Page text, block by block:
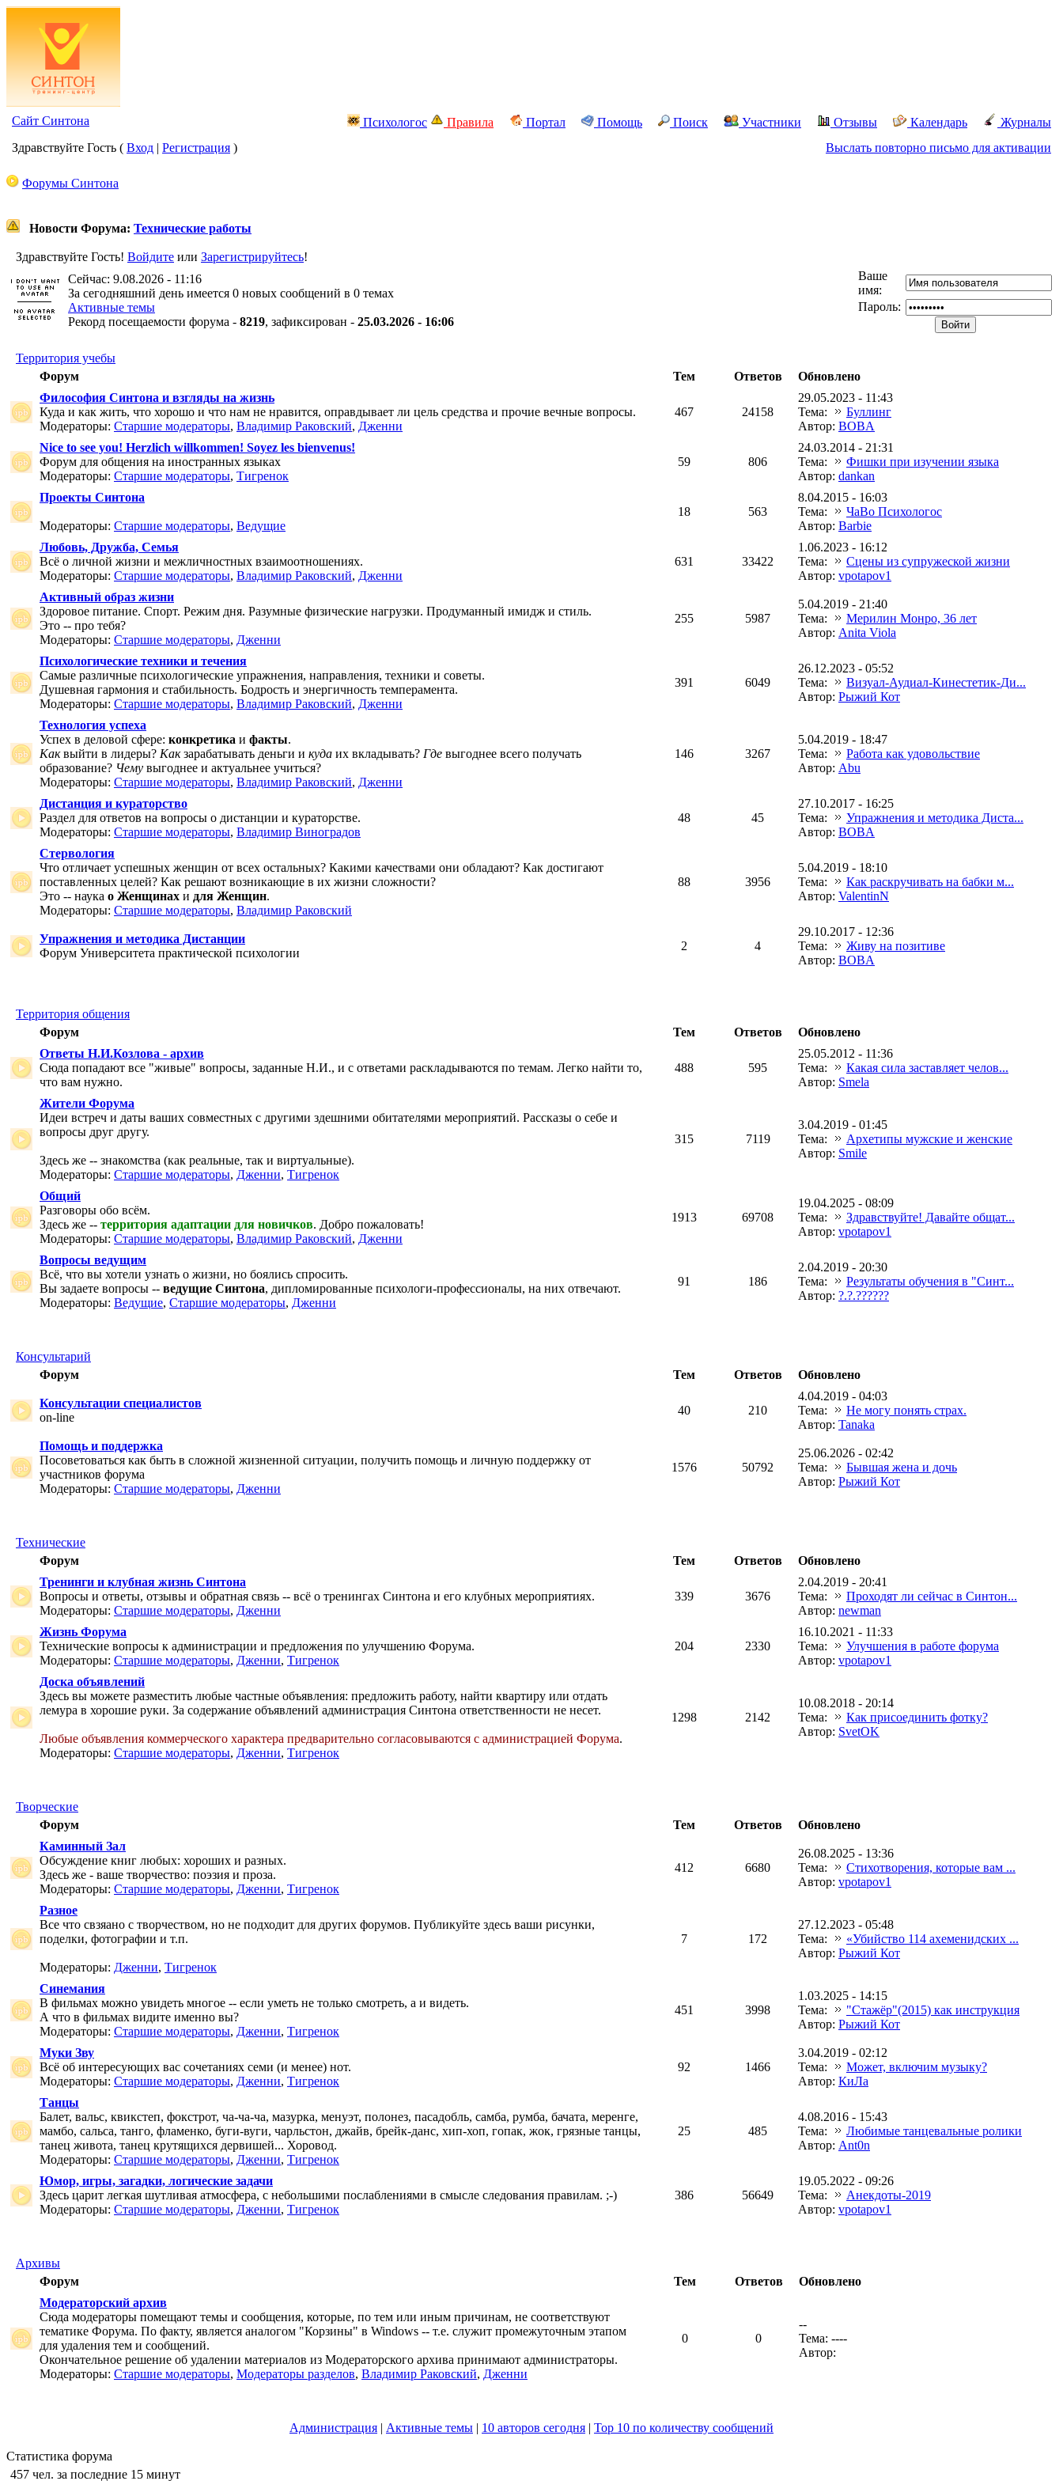
Сайт Синтона Психологос Правила Портал Помощь Поиск Участники Отзывы Календарь
Журналы
Здравствуйте Гость ( Вход | Регистрация ) Выслать повторно письмо для активации
Форумы Синтона
Новости Форума: Технические работы
Здравствуйте Гость! Войдите или Зарегистрируйтесь!
Сейчас: 9.08.2026 - 11:16
За сегодняшний день имеется 0 новых сообщений в 0 темах
Активные темы
Рекорд посещаемости форума - 8219, зафиксирован - 25.03.2026 - 16:06
Ваше
имя:
Пароль:
Территория учебы
Форум
Тем Ответов
Обновлено
Философия Синтона и взгляды на жизнь
Куда и как жить, что хорошо и что нам не нравится, оправдывает ли цель средства и прочие вечные вопросы.
Модераторы: Старшие модераторы, Владимир Раковский, Дженни
467 24158
29.05.2023 - 11:43
Тема:
Буллинг
Автор: BOBA
Nice to see you! Herzlich willkommen! Soyez les bienvenus!
Форум для общения на иностранных языках
Модераторы: Старшие модераторы, Тигренок
59 806
24.03.2014 - 21:31
Тема:
Фишки при изучении языка
Автор: dankan
Проекты Синтона
Модераторы: Старшие модераторы, Ведущие
18 563
8.04.2015 - 16:03
Тема:
ЧаВо Психологос
Автор: Barbie
Любовь, Дружба, Семья
Всё о личной жизни и межличностных взаимоотношениях.
Модераторы: Старшие модераторы, Владимир Раковский, Дженни
631 33422
1.06.2023 - 16:12
Тема:
Сцены из супружеской жизни
Автор: vpotapov1
Активный образ жизни
Здоровое питание. Спорт. Режим дня. Разумные физические нагрузки. Продуманный имидж и стиль.
Это -- про тебя?
Модераторы: Старшие модераторы, Дженни
255 5987
5.04.2019 - 21:40
Тема:
Мерилин Монро, 36 лет
Автор: Anita Viola
Психологические техники и течения
Самые различные психологические упражнения, направления, техники и советы.
Душевная гармония и стабильность. Бодрость и энергичность темперамента.
Модераторы: Старшие модераторы, Владимир Раковский, Дженни
391 6049
26.12.2023 - 05:52
Тема:
Визуал-Аудиал-Кинестетик-Ди...
Автор: Рыжий Кот
Технология успеха
Успех в деловой сфере: конкретика и факты.
Каквыйти в лидеры? Какзарабатывать деньги и куда их вкладывать? Где выгоднее всего получать
образование? Чему выгоднее и актуальнее учиться?
Модераторы: Старшие модераторы, Владимир Раковский, Дженни
146 3267
5.04.2019 - 18:47
Тема:
Работа как удовольствие
Автор: Abu
Дистанция и кураторство
Раздел для ответов на вопросы о дистанции и кураторстве.
Модераторы: Старшие модераторы, Владимир Виноградов
48 45
27.10.2017 - 16:25
Тема:
Упражнения и методика Диста...
Автор: BOBA
Стервология
Что отличает успешных женщин от всех остальных? Какими качествами они обладают? Как достигают
поставленных целей? Как решают возникающие в их жизни сложности?
Это -- наука о Женщинах и для Женщин.
Модераторы: Старшие модераторы, Владимир Раковский
88 3956
5.04.2019 - 18:10
Тема:
Как раскручивать на бабки м...
Автор: ValentinN
Упражнения и методика Дистанции
Форум Университета практической психологии
2 4
29.10.2017 - 12:36
Тема:
Живу на позитиве
Автор: BOBA
Территория общения
Форум
Тем Ответов
Обновлено
Ответы Н.И.Козлова - архив
Сюда попадают все "живые" вопросы, заданные Н.И., и с ответами раскладываются по темам. Легко найти то,
что вам нужно.
488 595
25.05.2012 - 11:36
Тема:
Какая сила заставляет челов...
Автор: Smela
Жители Форума
Идеи встреч и даты ваших совместных с другими здешними обитателями мероприятий. Рассказы о себе и
вопросы друг другу.
Здесь же -- знакомства (как реальные, так и виртуальные).
Модераторы: Старшие модераторы, Дженни, Тигренок
315 7119
3.04.2019 - 01:45
Тема:
Архетипы мужские и женские
Автор: Smile
Общий
Разговоры обо всём.
Здесь же -- территория адаптации для новичков. Добро пожаловать!
Модераторы: Старшие модераторы, Владимир Раковский, Дженни
1913 69708
19.04.2025 - 08:09
Тема:
Здравствуйте! Давайте общат...
Автор: vpotapov1
Вопросы ведущим
Всё, что вы хотели узнать о жизни, но боялись спросить.
Вы задаете вопросы -- ведущие Синтона, дипломированные психологи-профессионалы, на них отвечают.
Модераторы: Ведущие, Старшие модераторы, Дженни
91 186
2.04.2019 - 20:30
Тема:
Результаты обучения в "Синт...
Автор: ?.?.??????
Консультарий
Форум
Тем Ответов Обновлено
Консультации специалистов
on-line
40 210
4.04.2019 - 04:03
Тема:
Не могу понять страх.
Автор: Tanaka
Помощь и поддержка
Посоветоваться как быть в сложной жизненной ситуации, получить помощь и личную поддержку от
участников форума
Модераторы: Старшие модераторы, Дженни
1576 50792
25.06.2026 - 02:42
Тема:
Бывшая жена и дочь
Автор: Рыжий Кот
Технические
Форум
Тем Ответов
Обновлено
Тренинги и клубная жизнь Синтона
Вопросы и ответы, отзывы и обратная связь -- всё о тренингах Синтона и его клубных мероприятиях.
Модераторы: Старшие модераторы, Дженни
339 3676
2.04.2019 - 20:41
Тема:
Проходят ли сейчас в Синтон...
Автор: newman
Жизнь Форума
Технические вопросы к администрации и предложения по улучшению Форума.
Модераторы: Старшие модераторы, Дженни, Тигренок
204 2330
16.10.2021 - 11:33
Тема:
Улучшения в работе форума
Автор: vpotapov1
Доска объявлений
Здесь вы можете разместить любые частные объявления: предложить работу, найти квартиру или отдать
лемура в хорошие руки. За содержание объявлений администрация Синтона ответственности не несет.
Любые объявления коммерческого характера предварительно согласовываются с администрацией Форума.
Модераторы: Старшие модераторы, Дженни, Тигренок
1298 2142
10.08.2018 - 20:14
Тема:
Как присоединить фотку?
Автор: SvetOK
Творческие
Форум
Тем Ответов
Обновлено
Каминный Зал
Обсуждение книг любых: хороших и разных.
Здесь же - ваше творчество: поэзия и проза.
Модераторы: Старшие модераторы, Дженни, Тигренок
412 6680
26.08.2025 - 13:36
Тема:
Стихотворения, которые вам ...
Автор: vpotapov1
Разное
Все что свзяано с творчеством, но не подходит для других форумов. Публикуйте здесь ваши рисунки,
поделки, фотографии и т.п.
Модераторы: Дженни, Тигренок
7 172
27.12.2023 - 05:48
Тема:
«Убийство 114 ахеменидских ...
Автор: Рыжий Кот
Синемания
В фильмах можно увидеть многое -- если уметь не только смотреть, а и видеть.
А что в фильмах видите именно вы?
Модераторы: Старшие модераторы, Дженни, Тигренок
451 3998
1.03.2025 - 14:15
Тема:
"Стажёр"(2015) как инструкция
Автор: Рыжий Кот
Муки Зву
Всё об интересующих вас сочетаниях семи (и менее) нот.
Модераторы: Старшие модераторы, Дженни, Тигренок
92 1466
3.04.2019 - 02:12
Тема:
Может, включим музыку?
Автор: КиЛа
Танцы
Балет, вальс, квикстеп, фокстрот, ча-ча-ча, мазурка, менуэт, полонез, пасадобль, самба, румба, бачата, меренге,
мамбо, сальса, танго, фламенко, буги-вуги, чарльстон, джайв, брейк-данс, хип-хоп, гопак, жок, грязные танцы,
танец живота, танец крутящихся дервишей... Хоровод.
Модераторы: Старшие модераторы, Дженни, Тигренок
25 485
4.08.2016 - 15:43
Тема:
Любимые танцевальные ролики
Автор: Ant0n
Юмор, игры, загадки, логические задачи
Здесь царит легкая шутливая атмосфера, с небольшими послаблениями в смысле следования правилам. ;-)
Модераторы: Старшие модераторы, Дженни, Тигренок
386 56649
19.05.2022 - 09:26
Тема:
Анекдоты-2019
Автор: vpotapov1
Архивы
Форум
Тем Ответов
Обновлено
Модераторский архив
Сюда модераторы помещают темы и сообщения, которые, по тем или иным причинам, не соответствуют
тематике Форума. По факту, является аналогом "Корзины" в Windows -- т.е. служит промежуточным этапом
для удаления тем и сообщений.
Окончательное решение об удалении материалов из Модераторского архива принимают администраторы.
Модераторы: Старшие модераторы, Модераторы разделов, Владимир Раковский, Дженни
0 0
--
Тема: ----
Автор:
Администрация | Активные темы | 10 авторов сегодня | Top 10 по количеству сообщений
Статистика форума
457 чел. за последние 15 минут